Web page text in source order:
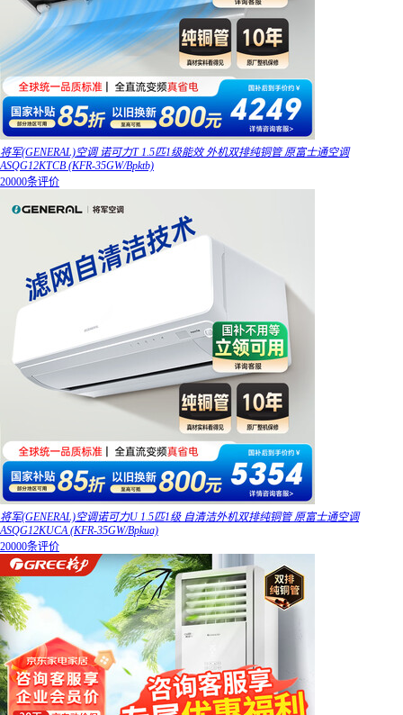
将军(GENERAL)空调 诺可力T 1.5匹1级能效 外机双排纯铜管 原富士通空调
ASQG12KTCB (KFR-35GW/Bpktb)
20000条评价
将军(GENERAL)空调诺可力U 1.5匹1级 自清洁外机双排纯铜管 原富士通空调
ASQG12KUCA (KFR-35GW/Bpkua)
20000条评价